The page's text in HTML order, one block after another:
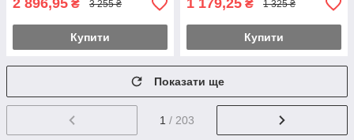
2 896,95 ₴ 3 255 ₴
Купити
1 179,25 ₴ 1 325 ₴
Купити
Показати ще
1 / 203